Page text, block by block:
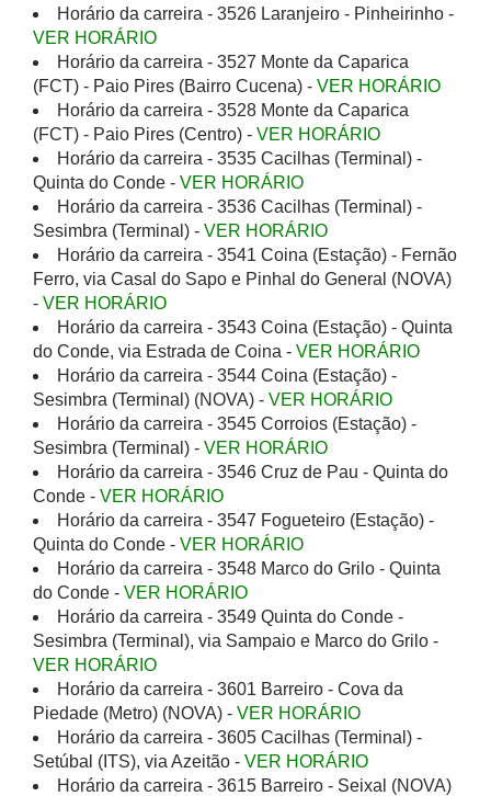
Horário da carreira - 3526 Laranjeiro - Pinheirinho -
VER HORÁRIO
Horário da carreira - 3527 Monte da Caparica
(FCT) - Paio Pires (Bairro Cucena) - VER HORÁRIO
Horário da carreira - 3528 Monte da Caparica
(FCT) - Paio Pires (Centro) - VER HORÁRIO
Horário da carreira - 3535 Cacilhas (Terminal) -
Quinta do Conde - VER HORÁRIO
Horário da carreira - 3536 Cacilhas (Terminal) -
Sesimbra (Terminal) - VER HORÁRIO
Horário da carreira - 3541 Coina (Estação) - Fernão
Ferro, via Casal do Sapo e Pinhal do General (NOVA)
- VER HORÁRIO
Horário da carreira - 3543 Coina (Estação) - Quinta
do Conde, via Estrada de Coina - VER HORÁRIO
Horário da carreira - 3544 Coina (Estação) -
Sesimbra (Terminal) (NOVA) - VER HORÁRIO
Horário da carreira - 3545 Corroios (Estação) -
Sesimbra (Terminal) - VER HORÁRIO
Horário da carreira - 3546 Cruz de Pau - Quinta do
Conde - VER HORÁRIO
Horário da carreira - 3547 Fogueteiro (Estação) -
Quinta do Conde - VER HORÁRIO
Horário da carreira - 3548 Marco do Grilo - Quinta
do Conde - VER HORÁRIO
Horário da carreira - 3549 Quinta do Conde -
Sesimbra (Terminal), via Sampaio e Marco do Grilo -
VER HORÁRIO
Horário da carreira - 3601 Barreiro - Cova da
Piedade (Metro) (NOVA) - VER HORÁRIO
Horário da carreira - 3605 Cacilhas (Terminal) -
Setúbal (ITS), via Azeitão - VER HORÁRIO
Horário da carreira - 3615 Barreiro - Seixal (NOVA)